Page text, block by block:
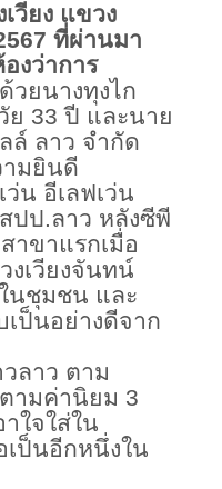
วียง แขวง
ที่ผ่านมา
งว่าการ
วยนางทุงไก
ย 33 ปี และนาย
ล์ ลาว จำกัด
มยินดี
น อีเลฟเว่น
ปป.ลาว หลังซีพี
าขาแรกเมื่อ
เวียงจันทน์
นชุมชน และ
ป็นอย่างดีจาก
ลาว ตาม
ามค่านิยม 3
ใจใส่ใน
ป็นอีกหนึ่งใน